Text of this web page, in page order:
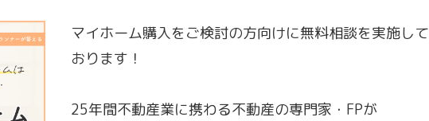
マイホーム購入をご検討の方向けに無料相談を実施して
おります！
25年間不動産業に携わる不動産の専門家・FPが